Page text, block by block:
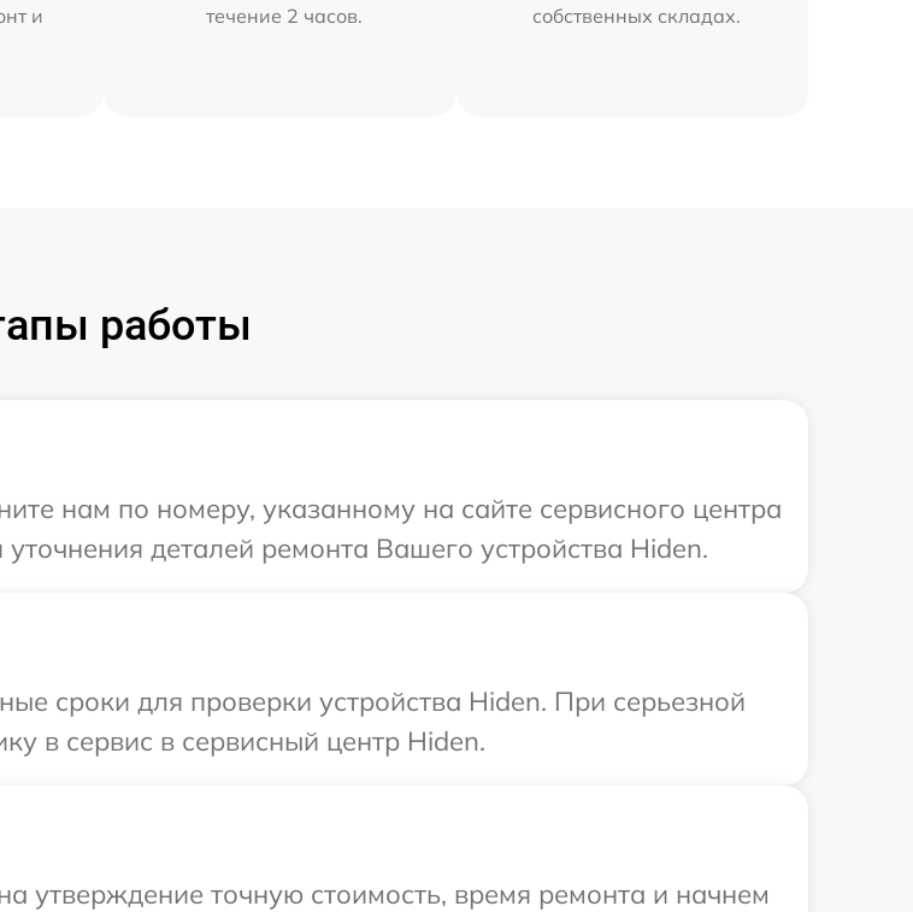
и
течение 2 часов.
собственных складах.
работы
нам по номеру, указанному на сайте сервисного центра
деталей ремонта Вашего устройства Hiden.
сроки для проверки устройства Hiden. При серьезной
в сервис в сервисный центр Hiden.
утверждение точную стоимость, время ремонта и начнем